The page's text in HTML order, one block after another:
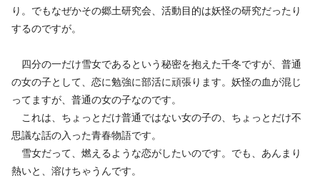
り。でもなぜかその郷土研究会、活動目的は妖怪の研究だったり
するのですが。
四分の一だけ雪女であるという秘密を抱えた千冬ですが、普通
の女の子として、恋に勉強に部活に頑張ります。妖怪の血が混じ
ってますが、普通の女の子なのです。
これは、ちょっとだけ普通ではない女の子の、ちょっとだけ不
思議な話の入った青春物語です。
雪女だって、燃えるような恋がしたいのです。でも、あんまり
熱いと、溶けちゃうんです。